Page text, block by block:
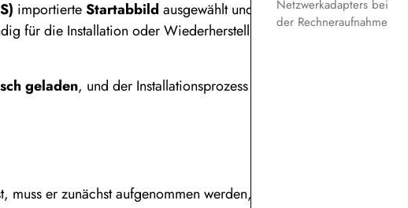
Netzwerkadapters bei
der Rechneraufnahme
importierteStartabbild ausgewählt und
für die Installation oder Wiederherstellung des
geladen, und der Installationsprozess wird
muss er zunächst aufgenommen werden, damit er